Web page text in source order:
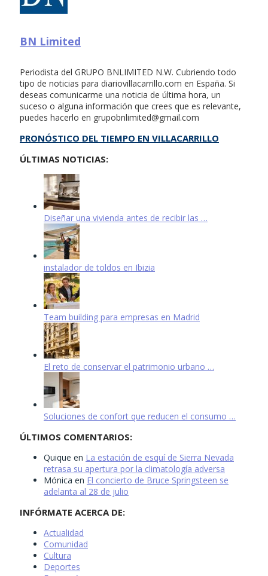
BN Limited
Periodista del GRUPO BNLIMITED N.W. Cubriendo todo
tipo de noticias para diariovillacarrillo.com en España. Si
deseas comunicarme una noticia de última hora, un
suceso o alguna información que crees que es relevante,
puedes hacerlo en grupobnlimited@gmail.com
PRONÓSTICO DEL TIEMPO EN VILLACARRILLO
ÚLTIMAS NOTICIAS:
Diseñar una vivienda antes de recibir las …
instalador de toldos en Ibizia
Team building para empresas en Madrid
El reto de conservar el patrimonio urbano …
Soluciones de confort que reducen el consumo …
ÚLTIMOS COMENTARIOS:
Quique en La estación de esquí de Sierra Nevada
retrasa su apertura por la climatología adversa
Mónica en El concierto de Bruce Springsteen se
adelanta al 28 de julio
INFÓRMATE ACERCA DE:
Actualidad
Comunidad
Cultura
Deportes